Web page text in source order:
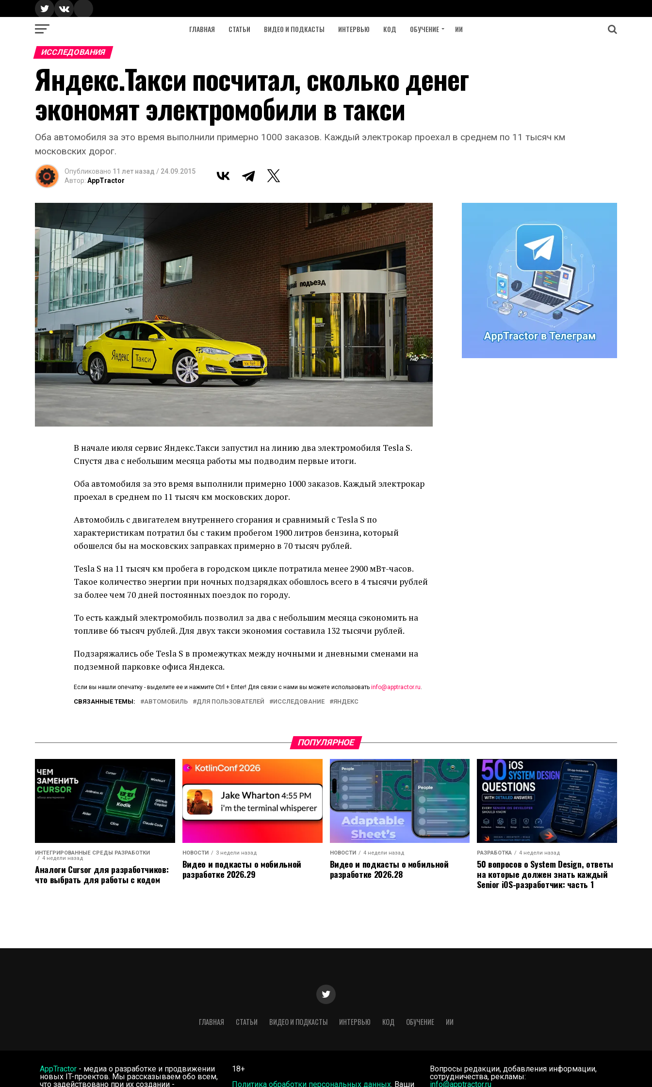
ГЛАВНАЯ СТАТЬИ ВИДЕО И ПОДКАСТЫ ИНТЕРВЬЮ КОД ОБУЧЕНИЕ ИИ
ИССЛЕДОВАНИЯ
Яндекс.Такси посчитал, сколько денег
экономят электромобили в такси
Оба автомобиля за это время выполнили примерно 1000 заказов. Каждый электрокар проехал в среднем по 11 тысяч км
московских дорог.
Опубликовано 11 лет назад / 24.09.2015
Автор: AppTractor
В начале июля сервис Яндекс.Такси запустил на линию два электромобиля Tesla S.
Спустя два с небольшим месяца работы мы подводим первые итоги.
Оба автомобиля за это время выполнили примерно 1000 заказов. Каждый электрокар
проехал в среднем по 11 тысяч км московских дорог.
Автомобиль с двигателем внутреннего сгорания и сравнимый с Tesla S по
характеристикам потратил бы с таким пробегом 1900 литров бензина, который
обошелся бы на московских заправках примерно в 70 тысяч рублей.
Tesla S на 11 тысяч км пробега в городском цикле потратила менее 2900 мВт-часов.
Такое количество энергии при ночных подзарядках обошлось всего в 4 тысячи рублей
за более чем 70 дней постоянных поездок по городу.
То есть каждый электромобиль позволил за два с небольшим месяца сэкономить на
топливе 66 тысяч рублей. Для двух такси экономия составила 132 тысячи рублей.
Подзаряжались обе Tesla S в промежутках между ночными и дневными сменами на
подземной парковке офиса Яндекса.
Если вы нашли опечатку - выделите ее и нажмите Ctrl + Enter! Для связи с нами вы можете использовать info@apptractor.ru.
СВЯЗАННЫЕ ТЕМЫ: АВТОМОБИЛЬ ДЛЯ ПОЛЬЗОВАТЕЛЕЙ ИССЛЕДОВАНИЕ ЯНДЕКС
ПОПУЛЯРНОЕ
ИНТЕГРИРОВАННЫЕ СРЕДЫ РАЗРАБОТКИ
4 недели назад
Аналоги Cursor для разработчиков:
что выбрать для работы с кодом
НОВОСТИ 3 недели назад
Видео и подкасты о мобильной
разработке 2026.29
НОВОСТИ 4 недели назад
Видео и подкасты о мобильной
разработке 2026.28
РАЗРАБОТКА 4 недели назад
50 вопросов о System Design, ответы
на которые должен знать каждый
Senior iOS-разработчик: часть 1
ГЛАВНАЯ СТАТЬИ ВИДЕО И ПОДКАСТЫ ИНТЕРВЬЮ КОД ОБУЧЕНИЕ ИИ
AppTractor - медиа о разработке и продвижении
новых IT-проектов. Мы рассказываем обо всем,
что задействовано при их создании -
18+
Политика обработки персональных данных. Ваши
Вопросы редакции, добавления информации,
сотрудничества, рекламы:
info@apptractor.ru